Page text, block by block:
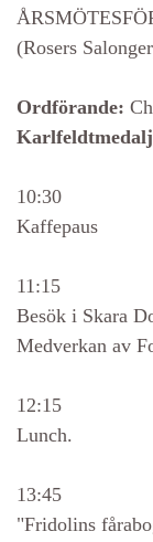
(Rosers
Ordförande:
10:30
Kaffepaus
11:15
Besök i Skara
Medverkan av
12:15
Lunch.
13:45
"Fridolins